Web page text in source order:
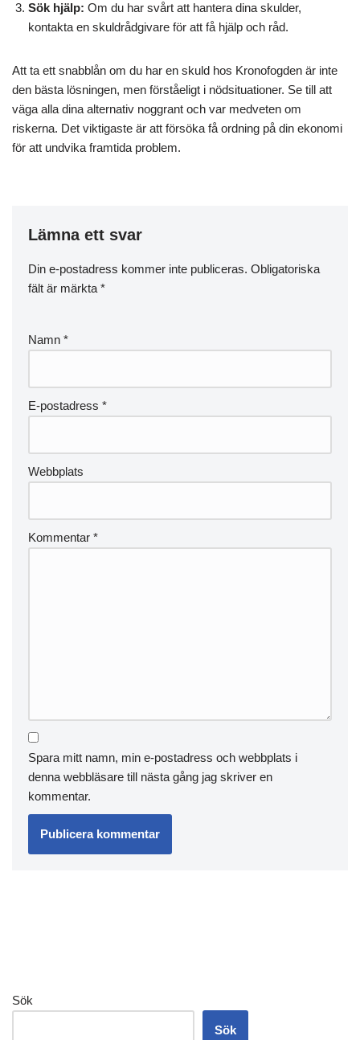
Sök hjälp: Om du har svårt att hantera dina skulder,
kontakta en skuldrådgivare för att få hjälp och råd.
Att ta ett snabblån om du har en skuld hos Kronofogden är inte
den bästa lösningen, men förståeligt i nödsituationer. Se till att
väga alla dina alternativ noggrant och var medveten om
riskerna. Det viktigaste är att försöka få ordning på din ekonomi
för att undvika framtida problem.
Lämna ett svar
Din e-postadress kommer inte publiceras. Obligatoriska
fält är märkta *
Namn *
E-postadress *
Webbplats
Kommentar *
Spara mitt namn, min e-postadress och webbplats i
denna webbläsare till nästa gång jag skriver en
kommentar.
Sök
Sök